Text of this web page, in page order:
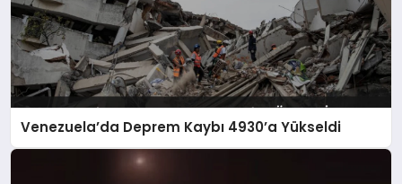
Venezuela’da Deprem Kaybı 4930’a Yükseldi